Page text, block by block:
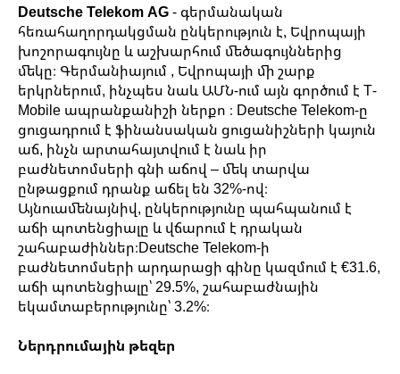
Deutsche Telekom AG- գերմանական
հեռահաղորդակցման ընկերություն է, Եվրոպայի
խոշորագույնը և աշխարհում մեծագույններից
մեկը։ Գերմանիայում , Եվրոպայի մի շարք
երկրներում, ինչպես նաև ԱՄՆ-ում այն գործում է T-
Mobile ապրանքանիշի ներքո ։ Deutsche Telekom-ը
ցուցադրում է ֆինանսական ցուցանիշների կայուն
աճ, ինչն արտահայտվում է նաև իր
բաժնետոմսերի գնի աճով – մեկ տարվա
ընթացքում դրանք աճել են 32%-ով։
Այնուամենայնիվ, ընկերությունը պահպանում է
աճի պոտենցիալը և վճարում է դրական
շահաբաժիններ։Deutsche Telekom-ի
բաժնետոմսերի արդարացի գինը կազմում է €31.6,
աճի պոտենցիալը՝ 29.5%, շահաբաժնային
եկամտաբերությունը՝ 3.2%։
Ներդրումային թեզեր